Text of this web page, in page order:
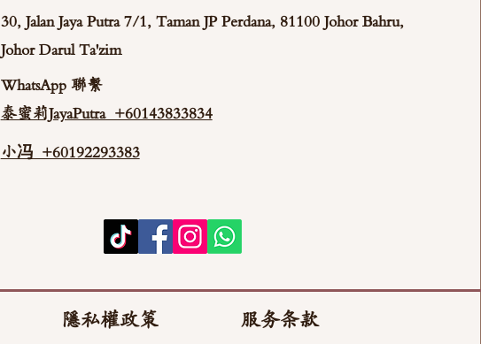
30, Jalan Jaya Putra 7/1, Taman JP Perdana, 81100 Johor Bahru,
Johor Darul Ta'zim
WhatsApp 聯繫
泰蜜莉JayaPutra +60143833834
小冯 +60192293383
隱私權政策 服务条款